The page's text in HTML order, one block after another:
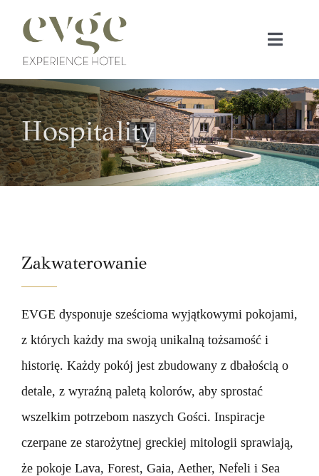
content
Toggle
Home
EVGE
GOŚCINNOŚĆ
Blog
OFERTA
ZAREZERWUJ TERAZ
Hospitality
Zakwaterowanie
EVGE dysponuje sześcioma wyjątkowymi pokojami,
z których każdy ma swoją unikalną tożsamość i
historię. Każdy pokój jest zbudowany z dbałością o
detale, z wyraźną paletą kolorów, aby sprostać
wszelkim potrzebom naszych Gości. Inspiracje
czerpane ze starożytnej greckiej mitologii sprawiają,
że pokoje Lava, Forest, Gaia, Aether, Nefeli i Sea